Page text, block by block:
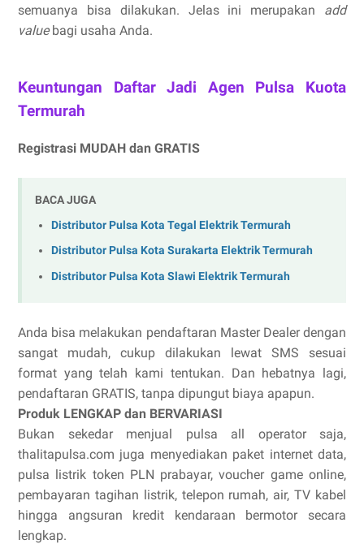
semuanya bisa dilakukan. Jelas ini merupakan add
valuebagi usaha Anda.
Keuntungan Daftar Jadi Agen Pulsa Kuota
Termurah
Registrasi MUDAH dan GRATIS
BACA JUGA
Distributor Pulsa Kota Tegal Elektrik Termurah
Distributor Pulsa Kota Surakarta Elektrik Termurah
Distributor Pulsa Kota Slawi Elektrik Termurah
Anda bisa melakukan pendaftaran Master Dealer dengan
sangat mudah, cukup dilakukan lewat SMS sesuai
format yang telah kami tentukan. Dan hebatnya lagi,
pendaftaran GRATIS, tanpa dipungut biaya apapun.
Produk LENGKAP dan BERVARIASI
Bukan sekedar menjual pulsa all operator saja,
thalitapulsa.com juga menyediakan paket internet data,
pulsa listrik token PLN prabayar, voucher game online,
pembayaran tagihan listrik, telepon rumah, air, TV kabel
hingga angsuran kredit kendaraan bermotor secara
lengkap.